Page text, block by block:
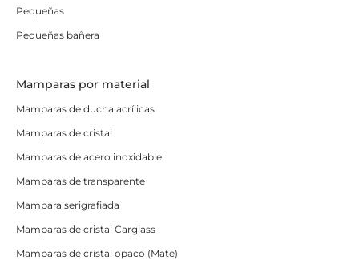
Pequeñas
Pequeñas bañera
Mamparas por material
Mamparas de ducha acrílicas
Mamparas de cristal
Mamparas de acero inoxidable
Mamparas de transparente
Mampara serigrafiada
Mamparas de cristal Carglass
Mamparas de cristal opaco (Mate)